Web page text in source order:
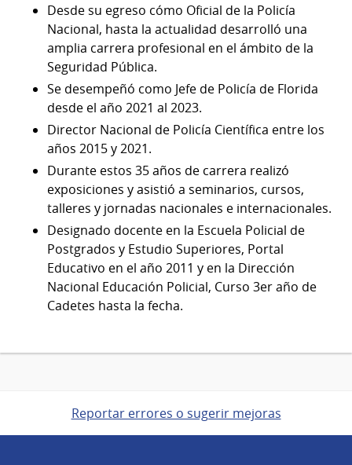
Desde su egreso cómo Oficial de la Policía
Nacional, hasta la actualidad desarrolló una
amplia carrera profesional en el ámbito de la
Seguridad Pública.
Se desempeñó como Jefe de Policía de Florida
desde el año 2021 al 2023.
Director Nacional de Policía Científica entre los
años 2015 y 2021.
Durante estos 35 años de carrera realizó
exposiciones y asistió a seminarios, cursos,
talleres y jornadas nacionales e internacionales.
Designado docente en la Escuela Policial de
Postgrados y Estudio Superiores, Portal
Educativo en el año 2011 y en la Dirección
Nacional Educación Policial, Curso 3er año de
Cadetes hasta la fecha.
Reportar errores o sugerir mejoras